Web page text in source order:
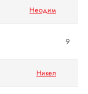
Неодим
9
Никел